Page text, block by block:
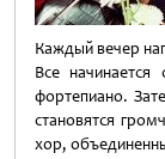
Каждый вечер
Все
фортепиано.
становятся
хор,